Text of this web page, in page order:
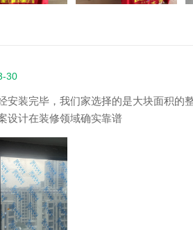
30
安装完毕，我们家选择的是大块面积的
设计在装修领域确实靠谱